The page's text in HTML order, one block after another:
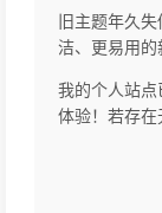
旧主题年久
洁、更易用的
我的个人站点
体验！若存在